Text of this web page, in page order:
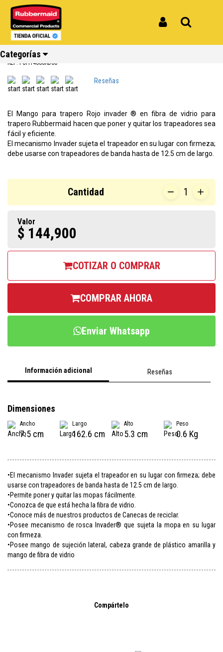
Categorías
Inicio
Productos
Mango Para Trapero Fibra de Vidrio Rojo Invader FGH14600RD00
Mango Para Trapero Fibra de Vidrio
Rojo Invader FGH14600RD00
REF: FGH14600RD00
Reseñas
El Mango para trapero Rojo invader ® en fibra de vidrio para
trapero Rubbermaid hacen que poner y quitar los trapeadores sea
fácil y eficiente.
El mecanismo Invader sujeta el trapeador en su lugar con firmeza;
debe usarse con trapeadores de banda hasta de 12.5 cm de largo.
Cantidad 1
Valor
$ 144,900
COTIZAR O COMPRAR
COMPRAR AHORA
Enviar Whatsapp
Información adicional Reseñas
Dimensiones
Ancho
7.5 cm
Largo
162.6 cm
Alto
5.3 cm
Peso
0.6 Kg
•El mecanismo Invader sujeta el trapeador en su lugar con firmeza; debe
usarse con trapeadores de banda hasta de 12.5 cm de largo.
•Permite poner y quitar las mopas fácilmente.
•Conozca de que está hecha la fibra de vidrio.
•Conoce más de nuestros productos de Canecas de reciclar.
•Posee mecanismo de rosca Invader® que sujeta la mopa en su lugar
con firmeza.
•Posee mango de sujeción lateral, cabeza grande de plástico amarilla y
mango de fibra de vidrio
Compártelo
los
productos
Reciclaje
los
productos
Limpieza
los
productos
Carros
los
productos
Amoblamiento
los
productos
Cocina
los
productos
Repuestos